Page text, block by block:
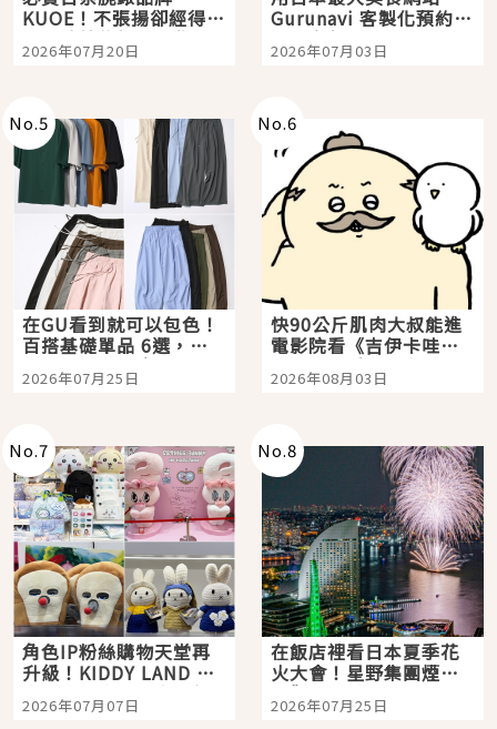
KUOE！不張揚卻經得起
時間洗鍊的經典之作五
選
2026年07月20日
Gurunavi 客製化預約九
大都市餐廳，打造專屬
美食體驗！
2026年07月03日
No.5
在GU看到就可以包色！
百搭基礎單品 6選，閉
眼全收也不心疼
2026年07月25日
No.6
快90公斤肌肉大叔能進
電影院看《吉伊卡哇》
嗎？日本重金屬樂團
「打首」會長與nagano
2026年08月03日
No.7
角色IP粉絲購物天堂再
升級！KIDDY LAND 原
宿店吉伊卡哇迎客，新
開幕 OMOKADO 店3分
2026年07月07日
No.8
在飯店裡看日本夏季花
火大會！星野集團煙火
景觀飯店6選，讓你不用
人擠人悠閒欣賞
2026年07月25日